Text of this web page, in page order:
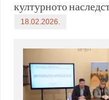
културното
18.02.2026.